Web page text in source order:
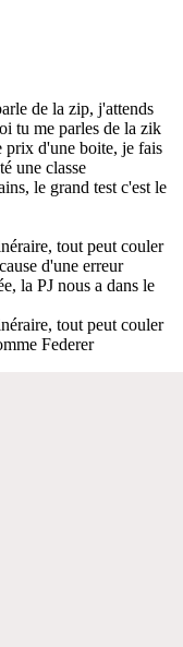
de la zip, j'attends
tu me parles de la zik
prix d'une boite, je fais
une classe
le grand test c'est le
tout peut couler
d'une erreur
la PJ nous a dans le
tout peut couler
Federer